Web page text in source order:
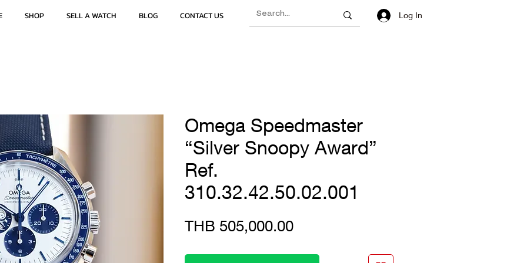
SHOP SELL A WATCH BLOG CONTACT US Log In
Omega Speedmaster
“Silver Snoopy Award”
Ref.
310.32.42.50.02.001
THB 505,000.00Price